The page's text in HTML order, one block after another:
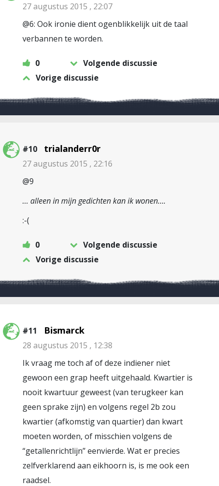
27 augustus 2015 , 22:07
@6: Ook ironie dient ogenblikkelijk uit de taal
verbannen te worden.
0
Volgende discussie
Vorige discussie
#10 trialanderr0r
27 augustus 2015 , 22:16
@9
… alleen in mijn gedichten kan ik wonen….
:-(
0
Volgende discussie
Vorige discussie
#11 Bismarck
28 augustus 2015 , 12:38
Ik vraag me toch af of deze indiener niet
gewoon een grap heeft uitgehaald. Kwartier is
nooit kwartuur geweest (van terugkeer kan
geen sprake zijn) en volgens regel 2b zou
kwartier (afkomstig van quartier) dan kwart
moeten worden, of misschien volgens de
“getallenrichtlijn” eenvierde. Wat er precies
zelfverklarend aan eikhoorn is, is me ook een
raadsel.